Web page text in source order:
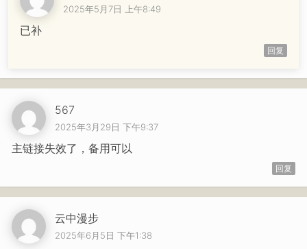
2025年5月7日 上午8:49
已补
回复
567
2025年3月29日 下午9:37
主链接失效了，备用可以
回复
云中漫步
2025年6月5日 下午1:38